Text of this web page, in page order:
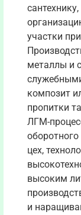
участки
металлы и
композит
пропитки
ЛГМ-
цех,
высоким
и